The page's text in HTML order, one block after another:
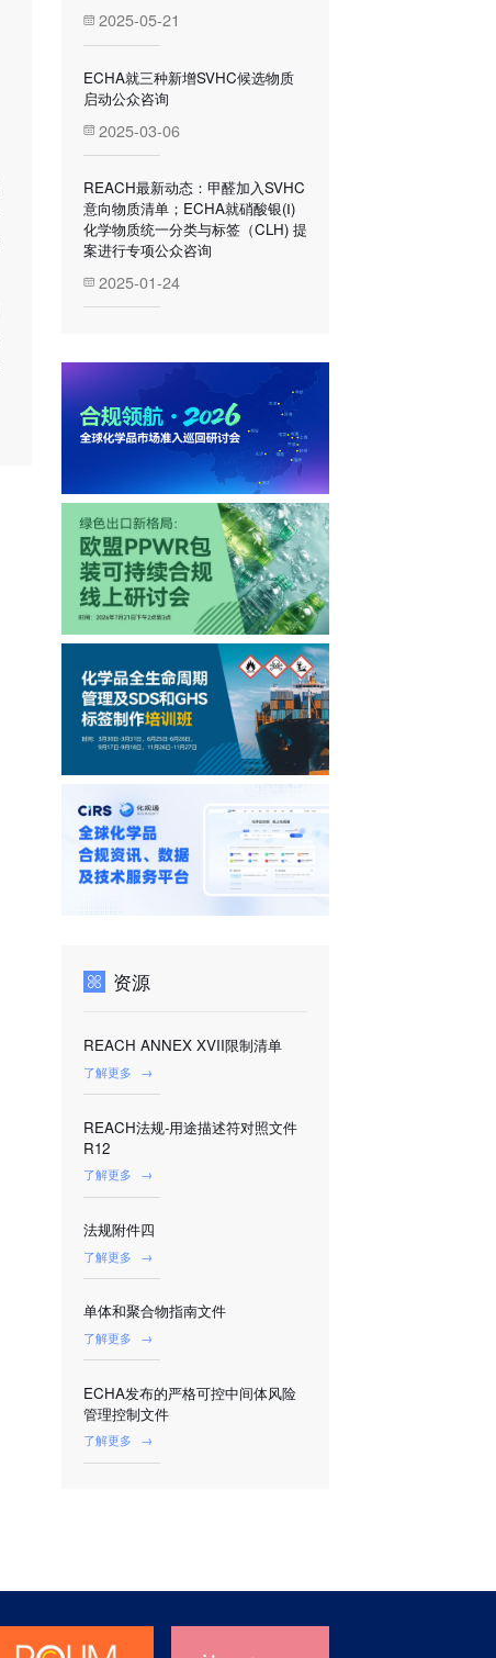
2025-05-21
ECHA就三种新增SVHC候选物质
启动公众咨询
2025-03-06
REACH最新动态：甲醛加入SVHC
意向物质清单；ECHA就硝酸银(Ⅰ)
化学物质统一分类与标签（CLH) 提
案进行专项公众咨询
2025-01-24
资源
REACH ANNEX XVII限制清单
了解更多 →
REACH法规-用途描述符对照文件
R12
了解更多 →
法规附件四
了解更多 →
单体和聚合物指南文件
了解更多 →
ECHA发布的严格可控中间体风险
管理控制文件
了解更多 →